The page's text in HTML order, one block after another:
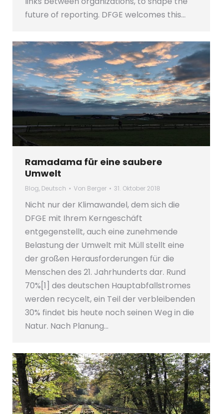
future of reporting. DFGE welcomes this…
Ramadama für eine saubere
Umwelt
Blog, Deutsch Von Berger 31. Oktober 2018
Nicht nur der Klimawandel, dem sich die
DFGE mit Ihrem Kerngeschäft
entgegenstellt, auch eine zunehmende
Belastung der Umwelt mit Müll stellt eine
der großen Herausforderungen für die
Menschen des 21. Jahrhunderts dar. Rund
70%[1] des deutschen Hauptabfallstromes
werden recycelt, ein Teil der verbleibenden
30% findet bis heute noch seinen Weg in die
Natur. Nach Planung…